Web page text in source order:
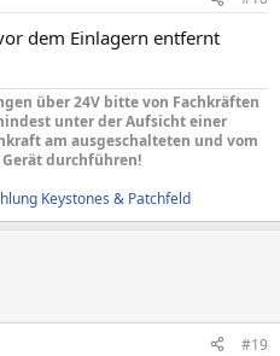
dem Einlagern entfernt
über 24V bitte von Fachkräften
unter der Aufsicht einer
am ausgeschalteten und vom
durchführen!
Keystones & Patchfeld
#19